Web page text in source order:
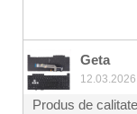
Geta
12.03.2026
Produs de